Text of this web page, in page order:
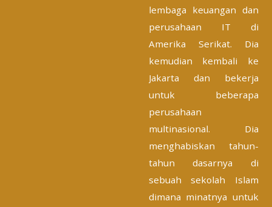
lembaga keuangan dan
perusahaan IT di
Amerika Serikat. Dia
kemudian kembali ke
Jakarta dan bekerja
untuk beberapa
perusahaan
multinasional. Dia
menghabiskan tahun-
tahun dasarnya di
sebuah sekolah Islam
dimana minatnya untuk